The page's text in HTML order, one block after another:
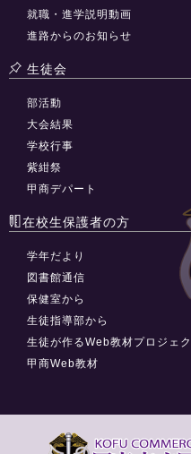
就職・進学説明動画
進路からのお知らせ
生徒会
部活動
大会結果
学校行事
紫紺祭
甲商デパート
在校生保護者の方
学年だより
図書館通信
保健室から
生徒指導部から
生徒が作るWeb教材プロジェ
甲商Web教材